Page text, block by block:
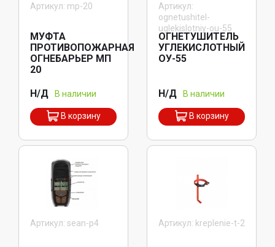
Артикул: mp-20
МУФТА
ПРОТИВОПОЖАРНАЯ
ОГНЕБАРЬЕР МП
20
Н/Д В наличии
В корзину
Артикул:
ognetushitel-
uglekislotniy-ou-55
ОГНЕТУШИТЕЛЬ
УГЛЕКИСЛОТНЫЙ
ОУ-55
Н/Д В наличии
В корзину
Артикул: sean-p4 Артикул: kreplenie-t-2